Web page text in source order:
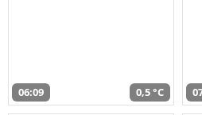
06:09 0,5 °C